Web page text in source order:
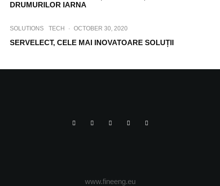
DRUMURILOR IARNA
SOLUTIONS TECH · OCTOBER 30, 2020
SERVELECT, CELE MAI INOVATOARE SOLUȚII
www.fineeng.eu